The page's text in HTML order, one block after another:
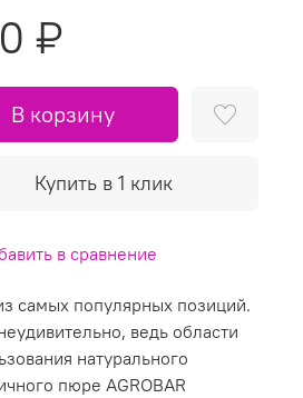
₽
В корзину
Купить в 1 клик
в сравнение
самых популярных позиций.
ведь области
натурального
пюре AGROBAR